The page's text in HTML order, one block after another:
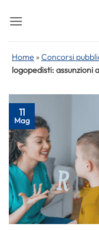
Home »Concorsi
logopedisti: assunzioni
11
Mag